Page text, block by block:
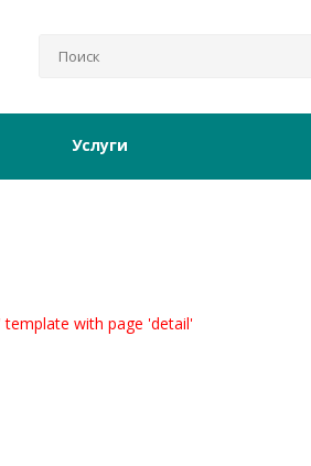
Услуги
with page 'detail'